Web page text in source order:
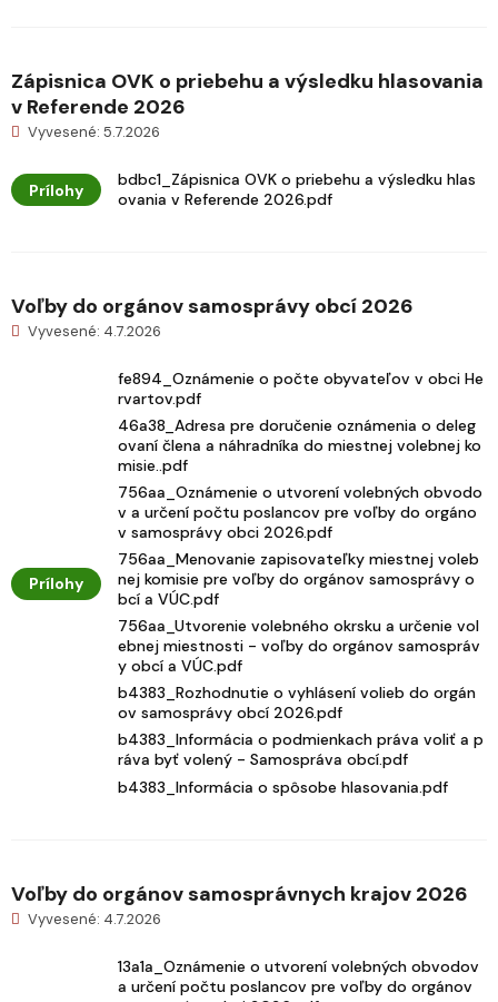
Zápisnica OVK o priebehu a výsledku hlasovania
v Referende 2026
Vyvesené: 5.7.2026
Prílohy
bdbc1_Zápisnica OVK o priebehu a výsledku hlas
ovania v Referende 2026.pdf
Voľby do orgánov samosprávy obcí 2026
Vyvesené: 4.7.2026
Prílohy
fe894_Oznámenie o počte obyvateľov v obci He
rvartov.pdf
46a38_Adresa pre doručenie oznámenia o deleg
ovaní člena a náhradníka do miestnej volebnej ko
misie..pdf
756aa_Oznámenie o utvorení volebných obvodo
v a určení počtu poslancov pre voľby do orgáno
v samosprávy obci 2026.pdf
756aa_Menovanie zapisovateľky miestnej voleb
nej komisie pre voľby do orgánov samosprávy o
bcí a VÚC.pdf
756aa_Utvorenie volebného okrsku a určenie vol
ebnej miestnosti - voľby do orgánov samospráv
y obcí a VÚC.pdf
b4383_Rozhodnutie o vyhlásení volieb do orgán
ov samosprávy obcí 2026.pdf
b4383_Informácia o podmienkach práva voliť a p
ráva byť volený - Samospráva obcí.pdf
b4383_Informácia o spôsobe hlasovania.pdf
Voľby do orgánov samosprávnych krajov 2026
Vyvesené: 4.7.2026
13a1a_Oznámenie o utvorení volebných obvodov
a určení počtu poslancov pre voľby do orgánov